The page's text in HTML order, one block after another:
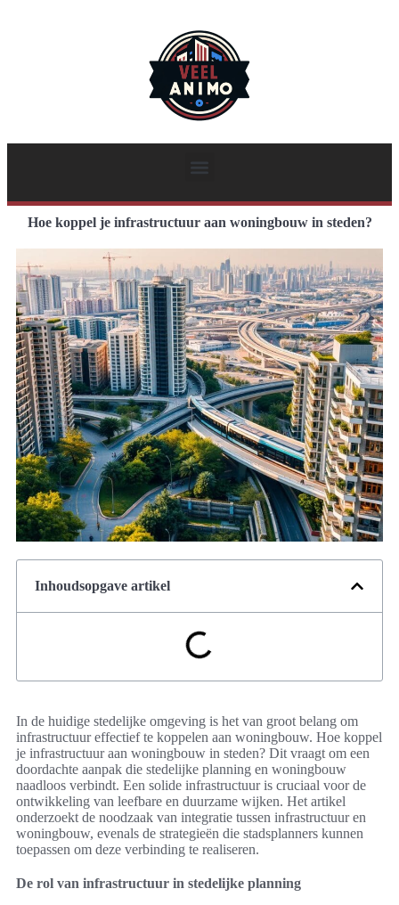
Hoe koppel je infrastructuur aan woningbouw in steden?
Inhoudsopgave artikel
In de huidige stedelijke omgeving is het van groot belang om
infrastructuur effectief te koppelen aan woningbouw. Hoe koppel
je infrastructuur aan woningbouw in steden? Dit vraagt om een
doordachte aanpak die stedelijke planning en woningbouw
naadloos verbindt. Een solide infrastructuur is cruciaal voor de
ontwikkeling van leefbare en duurzame wijken. Het artikel
onderzoekt de noodzaak van integratie tussen infrastructuur en
woningbouw, evenals de strategieën die stadsplanners kunnen
toepassen om deze verbinding te realiseren.
De rol van infrastructuur in stedelijke planning